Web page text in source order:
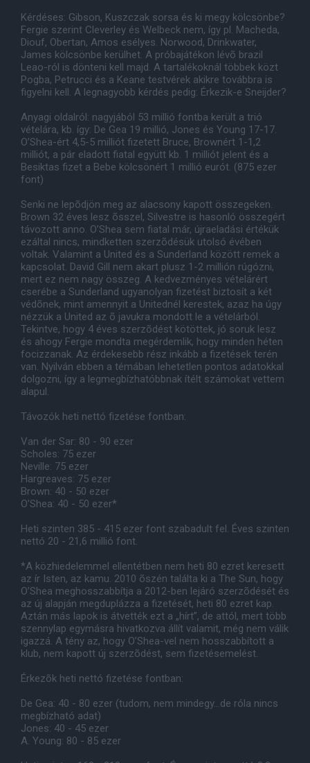
Kérdéses: Gibson, Kuszczak sorsa és ki megy kölcsönbe?
Fergie szerint Cleverley és Welbeck nem, így pl. Macheda,
Diouf, Obertan, Amos esélyes. Norwood, Drinkwater,
James kölcsönbe kerülhet. A próbajátékon lévõ brazil
Leao-ról is dönteni kell majd. A tartalékoknál többek közt
Pogba, Petrucci és a Keane testvérek akikre továbbra is
figyelni kell. A legnagyobb kérdés pedig: Érkezik-e Sneijder?
Anyagi oldalról: nagyjából 53 millió fontba került a trió
vételára, kb. így: De Gea 19 millió, Jones és Young 17-17.
O’Shea-ért 4,5-5 milliót fizetett Bruce, Brownért 1-1,2
milliót, a pár eladott fiatal együtt kb. 1 milliót jelent és a
Besiktas fizet a Bebe kölcsönért 1 millió eurót. (875 ezer
font)
Senki ne lepõdjön meg az alacsony kapott összegeken.
Brown 32 éves lesz õsszel, Silvestre is hasonló összegért
távozott anno. O’Shea sem fiatal már, újraeladási értékük
ezáltal nincs, mindketten szerzõdésük utolsó évében
voltak. Valamint a United és a Sunderland között remek a
kapcsolat. David Gill nem akart plusz 1-2 millión rúgózni,
mert ez nem nagy összeg. A kedvezményes vételárért
cserébe a Sunderland ugyanolyan fizetést biztosít a két
védõnek, mint amennyit a Unitednél kerestek, azaz ha úgy
nézzük a United az õ javukra mondott le a vételárból.
Tekintve, hogy 4 éves szerzõdést kötöttek, jó soruk lesz
és ahogy Fergie mondta megérdemlik, hogy minden héten
focizzanak. Az érdekesebb rész inkább a fizetések terén
van. Nyilván ebben a témában lehetetlen pontos adatokkal
dolgozni, így a legmegbízhatóbbnak ítélt számokat vettem
alapul.
Távozók heti nettó fizetése fontban:
Van der Sar: 80 - 90 ezer
Scholes: 75 ezer
Neville: 75 ezer
Hargreaves: 75 ezer
Brown: 40 - 50 ezer
O’Shea: 40 - 50 ezer*
Heti szinten 385 - 415 ezer font szabadult fel. Éves szinten
nettó 20 - 21,6 millió font.
*A közhiedelemmel ellentétben nem heti 80 ezret keresett
az ír Isten, az kamu. 2010 õszén találta ki a The Sun, hogy
O’Shea meghosszabbítja a 2012-ben lejáró szerzõdését és
az új alapján megduplázza a fizetését, heti 80 ezret kap.
Aztán más lapok is átvették ezt a „hírt”, de attól, mert több
szennylap egymásra hivatkozva állít valamit, még nem válik
igazzá. A tény az, hogy O’Shea-vel nem hosszabbított a
klub, nem kapott új szerzõdést, sem fizetésemelést.
Érkezõk heti nettó fizetése fontban:
De Gea: 40 - 80 ezer (tudom, nem mindegy…de róla nincs
megbízható adat)
Jones: 40 - 45 ezer
A. Young: 80 - 85 ezer